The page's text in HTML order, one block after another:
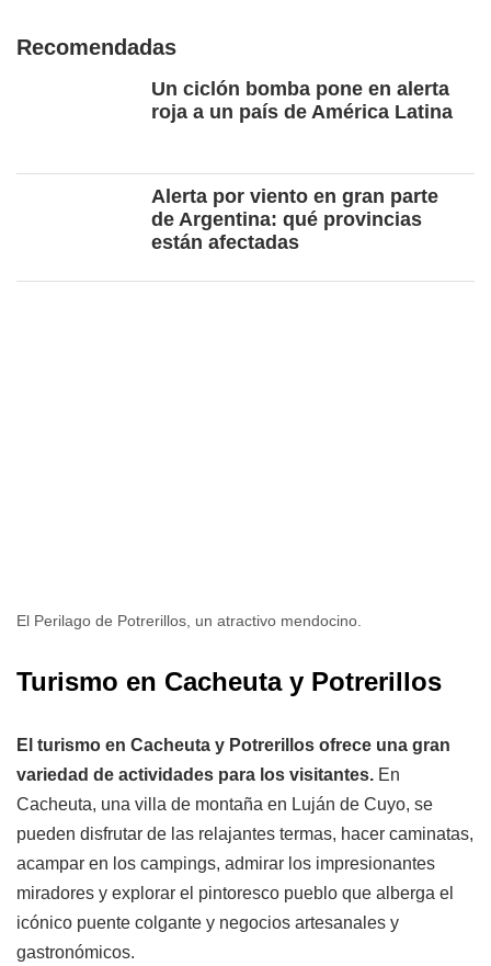
Recomendadas
Un ciclón bomba pone en alerta
roja a un país de América Latina
Alerta por viento en gran parte
de Argentina: qué provincias
están afectadas
El Perilago de Potrerillos, un atractivo mendocino.
Turismo en Cacheuta y Potrerillos
El turismo en Cacheuta y Potrerillos ofrece una gran
variedad de actividades para los visitantes. En
Cacheuta, una villa de montaña en Luján de Cuyo, se
pueden disfrutar de las relajantes termas, hacer caminatas,
acampar en los campings, admirar los impresionantes
miradores y explorar el pintoresco pueblo que alberga el
icónico puente colgante y negocios artesanales y
gastronómicos.